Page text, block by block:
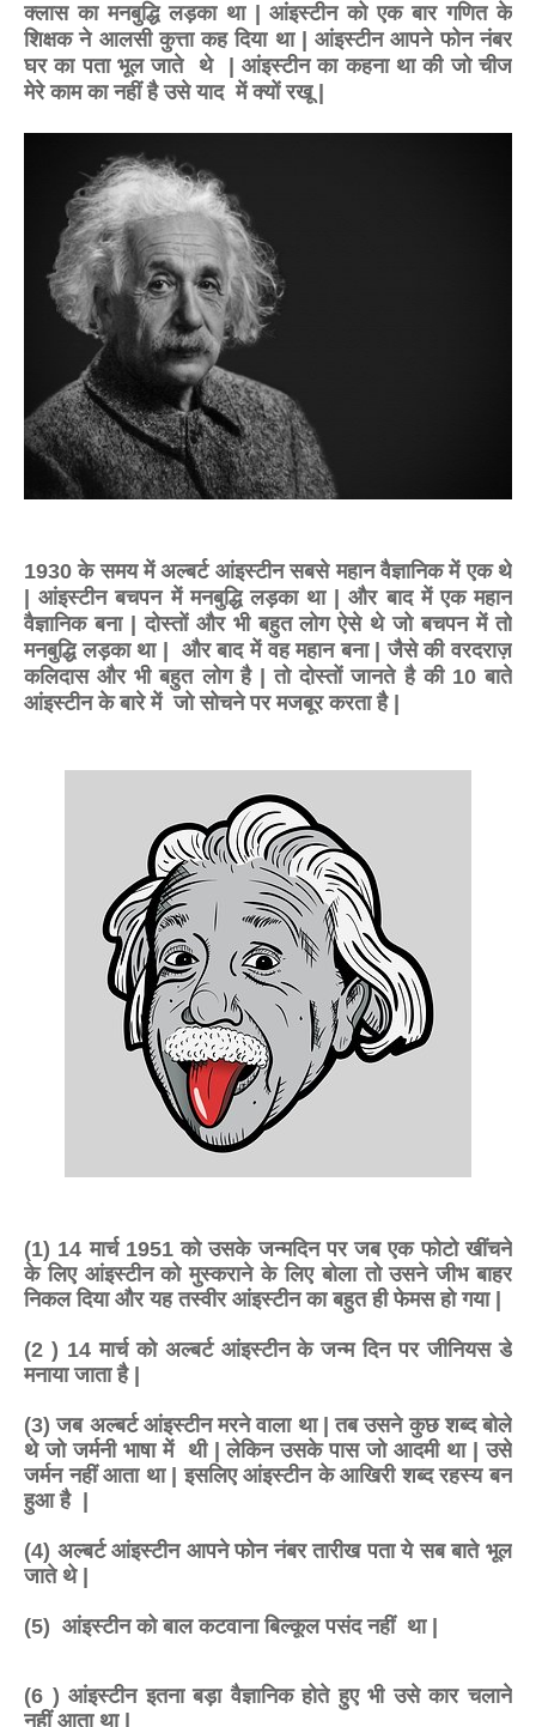
क्लास का मनबुद्धि लड़का था
|आंइस्टीन को एक बार गणित के
शिक्षक ने आलसी कुत्ता कह दिया था
|आंइस्टीन आपने फोन नंबर
घर का पता भूल जाते
थे|आंइस्टीन का कहना था की जो चीज
मेरे काम का नहीं है उसे याद में क्यों रखू
1930 के समय में अल्बर्ट आंइस्टीन सबसे महान वैज्ञानिक में एक थे
| आंइस्टीन बचपन में मनबुद्धि लड़का था | और बाद में एक महान
वैज्ञानिक बना | दोस्तों और भी बहुत लोग ऐसे थे जो बचपन में तो
मनबुद्धि लड़का था | और बाद में वह महान बना | जैसे की वरदराज़
कलिदास और भी बहुत लोग है | तो दोस्तों जानते है की 10 बाते
आंइस्टीन के बारे में जो सोचने पर मजबूर करता है |
(1) 14 मार्च 1951 को उसके जन्मदिन पर जब एक फोटो खींचने
के लिए आंइस्टीन को मुस्कराने के लिए बोला तो उसने जीभ बाहर
निकल दिया और यह तस्वीर आंइस्टीन का बहुत ही फेमस हो गया |
(2 ) 14 मार्च को अल्बर्ट आंइस्टीन के जन्म दिन पर जीनियस डे
मनाया जाता है |
(3) जब अल्बर्ट आंइस्टीन मरने वाला था | तब उसने कुछ शब्द बोले
थे जो जर्मनी भाषा में थी | लेकिन उसके पास जो आदमी था | उसे
जर्मन नहीं आता था | इसलिए आंइस्टीन के आखिरी शब्द रहस्य बन
हुआ है |
(4) अल्बर्ट आंइस्टीन आपने फोन नंबर तारीख पता ये सब बाते भूल
जाते थे |
(5) आंइस्टीन को बाल कटवाना बिल्कूल पसंद नहीं था |
(6 ) आंइस्टीन इतना बड़ा वैज्ञानिक होते हुए भी उसे कार चलाने
नहीं आता था |